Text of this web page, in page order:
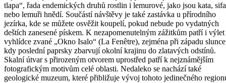
tlapa“, řada endemických druhů rostlin i lemurové, jako jsou kata,
nebo lemuři hnědí. Součástí návštěvy je také zastávka u přírodního
jezírka, kde se můžete osvěžit koupelí, pokud nebude po vydatných
deštích zanesené pískem. K nezapomenutelným zážitkům patří i
vyhlídce zvané „Okno Isalo“ (La Fenêtre), zejména při západu
kdy poslední paprsky zbarvují okolní krajinu do zlatavých odstínů.
Skalní útvar s přirozeným otvorem uprostřed patří k nejznámějším
fotografickým motivům celé oblasti. Nedaleko se nachází také
geologické muzeum, které přibližuje vývoj tohoto jedinečného